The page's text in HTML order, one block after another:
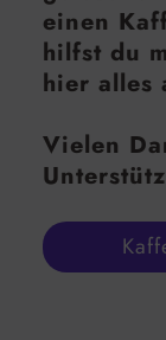
einen
hilfst du
hier alles
Vielen